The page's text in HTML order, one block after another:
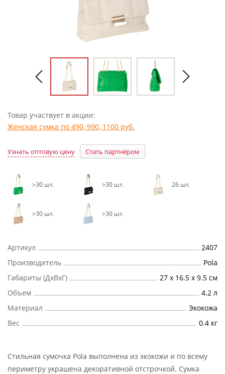
Товар участвует в акции:
Женская сумка по 490, 990, 1100 руб.
Узнать оптовую цену Стать партнёром
>30 шт. >30 шт. 26 шт.
>30 шт. >30 шт.
Артикул
2407
Производитель
Pola
Габариты (ДхВхГ)
27 х 16.5 х 9.5 см
Объем
4.2 л
Материал
Экокожа
Вес
0.4 кг
Стильная сумочка Pola выполнена из экокожи и по всему
периметру украшена декоративной отстрочкой. Сумка